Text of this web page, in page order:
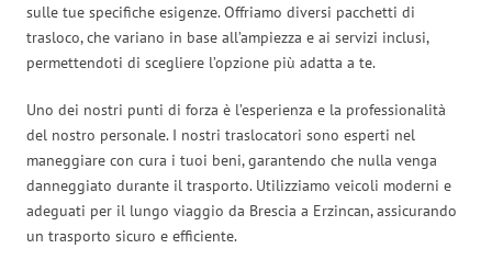
sulle tue specifiche esigenze. Offriamo diversi pacchetti di
trasloco, che variano in base all’ampiezza e ai servizi inclusi,
permettendoti di scegliere l’opzione più adatta a te.
Uno dei nostri punti di forza è l’esperienza e la professionalità
del nostro personale. I nostri traslocatori sono esperti nel
maneggiare con cura i tuoi beni, garantendo che nulla venga
danneggiato durante il trasporto. Utilizziamo veicoli moderni e
adeguati per il lungo viaggio da Brescia a Erzincan, assicurando
un trasporto sicuro e efficiente.